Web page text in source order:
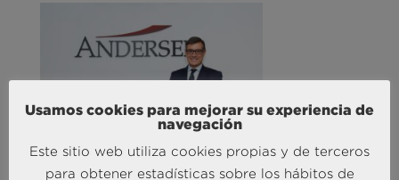
Andersen Consulting refuerza su crecimiento en
España con la incorporación de Francisco Puertas
como Socio Responsable de Human Capital
Usamos cookies para mejorar su experiencia de
navegación
Este sitio web utiliza cookies propias y de terceros
para obtener estadísticas sobre los hábitos de